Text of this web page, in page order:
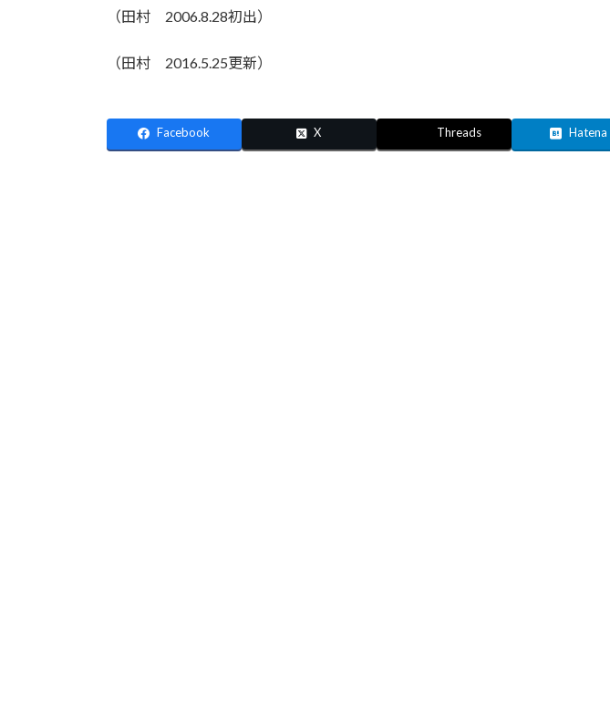
（田村 2006.8.28初出）
（田村 2016.5.25更新）
Facebook X Threads Hatena